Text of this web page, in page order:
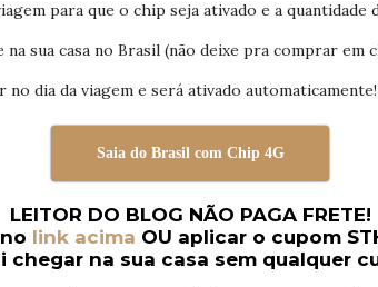
para que o chip seja ativado e a quantidade
sua casa no Brasil (não deixe pra comprar em
no dia da viagem e será ativado automaticamente!
Saia do Brasil com Chip 4G
LEITOR DO BLOG NÃO PAGA FRETE!
link acima OU aplicar o cupom
chegar na sua casa sem qualquer